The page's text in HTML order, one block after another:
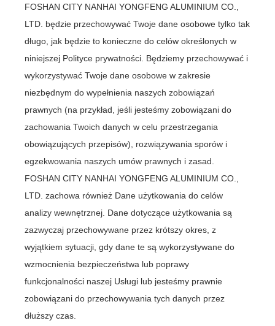
FOSHAN CITY NANHAI YONGFENG ALUMINIUM CO.,
LTD. będzie przechowywać Twoje dane osobowe tylko tak
długo, jak będzie to konieczne do celów określonych w
niniejszej Polityce prywatności. Będziemy przechowywać i
wykorzystywać Twoje dane osobowe w zakresie
niezbędnym do wypełnienia naszych zobowiązań
prawnych (na przykład, jeśli jesteśmy zobowiązani do
zachowania Twoich danych w celu przestrzegania
obowiązujących przepisów), rozwiązywania sporów i
egzekwowania naszych umów prawnych i zasad.
FOSHAN CITY NANHAI YONGFENG ALUMINIUM CO.,
LTD. zachowa również Dane użytkowania do celów
analizy wewnętrznej. Dane dotyczące użytkowania są
zazwyczaj przechowywane przez krótszy okres, z
wyjątkiem sytuacji, gdy dane te są wykorzystywane do
wzmocnienia bezpieczeństwa lub poprawy
funkcjonalności naszej Usługi lub jesteśmy prawnie
zobowiązani do przechowywania tych danych przez
dłuższy czas.